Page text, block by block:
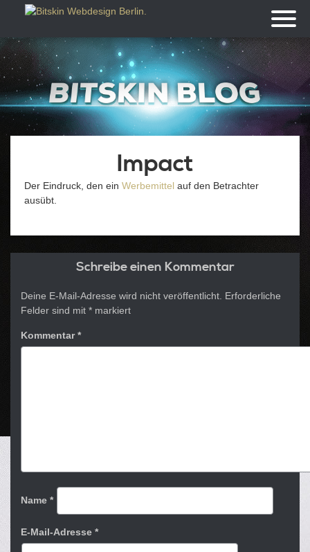
Impact
Der Eindruck, den ein Werbemittel auf den Betrachter
ausübt.
Schreibe einen Kommentar
Deine E-Mail-Adresse wird nicht veröffentlicht. Erforderliche
Felder sind mit * markiert
Kommentar*
Name *
E-Mail-Adresse *